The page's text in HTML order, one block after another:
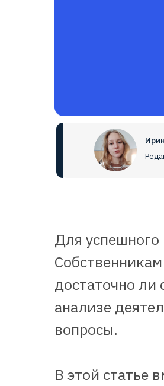
Для успешного
достаточно
анализе
вопросы.
В этой статье